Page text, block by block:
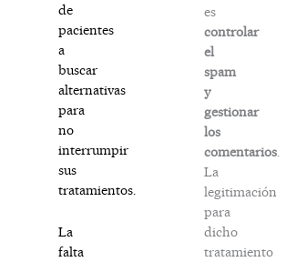
de
pacientes
a
buscar
alternativas
para
no
interrumpir
sus
tratamientos.
La
falta
es
controlar
el
spam
y
gestionar
los
comentarios.
La
legitimación
para
dicho
tratamiento